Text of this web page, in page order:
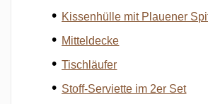
Kissenhülle mit Plauener
Mitteldecke
Tischläufer
Stoff-Serviette im 2er Set